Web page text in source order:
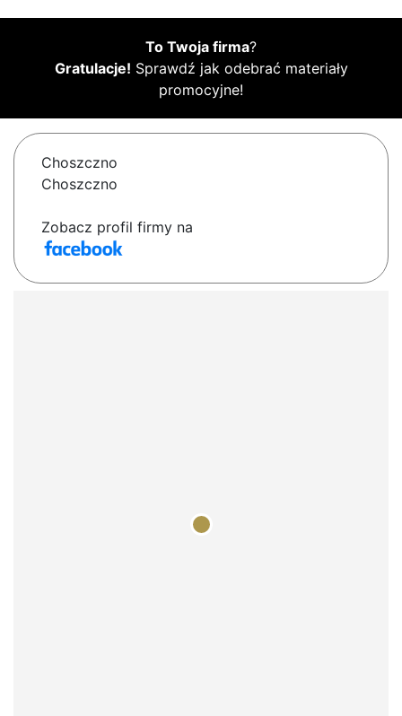
To Twoja firma?
Gratulacje! Sprawdź jak odebrać materiały
promocyjne!
Choszczno
Choszczno
Zobacz profil firmy na